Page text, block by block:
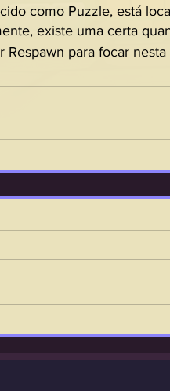
como Puzzle, está
existe uma certa
Respawn para focar